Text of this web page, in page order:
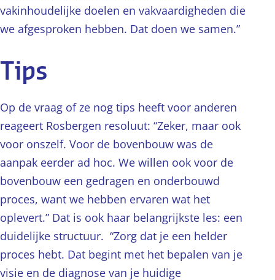
vakinhoudelijke doelen en vakvaardigheden die
we afgesproken hebben. Dat doen we samen.”
Tips
Op de vraag of ze nog tips heeft voor anderen
reageert Rosbergen resoluut: “Zeker, maar ook
voor onszelf. Voor de bovenbouw was de
aanpak eerder ad hoc. We willen ook voor de
bovenbouw een gedragen en onderbouwd
proces, want we hebben ervaren wat het
oplevert.” Dat is ook haar belangrijkste les: een
duidelijke structuur. “Zorg dat je een helder
proces hebt. Dat begint met het bepalen van je
visie en de diagnose van je huidige